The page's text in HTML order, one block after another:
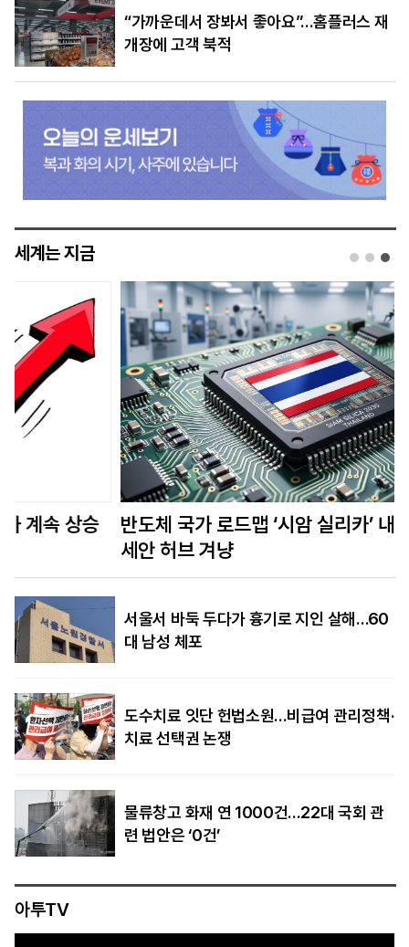
“가까운데서 장봐서 좋아요”…홈플러스 재
개장에 고객 북적
세계는 지금
반도체 국가 로드맵 ‘시암 실리카’ 내건 태국… 아
세안 허브 겨냥
서울서 바둑 두다가 흉기로 지인 살해…60
대 남성 체포
도수치료 잇단 헌법소원…비급여 관리정책·
치료 선택권 논쟁
물류창고 화재 연 1000건…22대 국회 관
련 법안은 ‘0건’
아투TV